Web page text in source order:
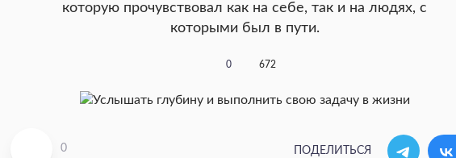
которую прочувствовал как на себе, так и на людях, с
которыми был в пути.
0 672
0 ПОДЕЛИТЬСЯ